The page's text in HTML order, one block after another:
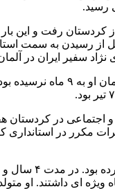
در کردستان گردید. او قبل از
سفیر ایران در
در دولت آیت الله خامنه ای استاندار کردستان شد.
و اجتماعی در کردستان
ای داشتند. او متولد